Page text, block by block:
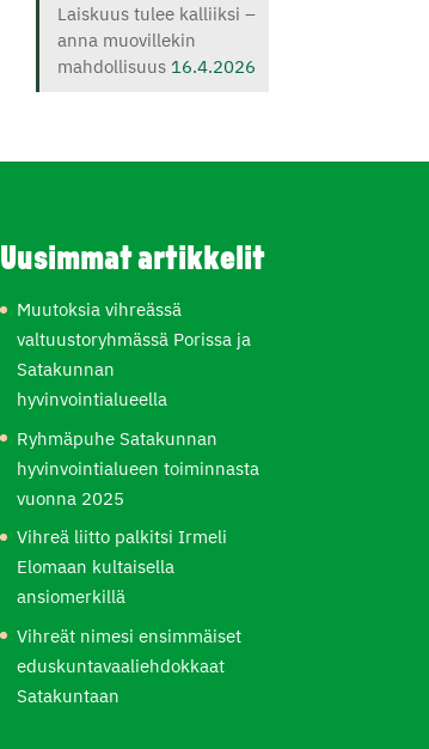
Laiskuus tulee kalliiksi –
anna muovillekin
mahdollisuus 16.4.2026
Uusimmat artikkelit
Muutoksia vihreässä
valtuustoryhmässä Porissa ja
Satakunnan
hyvinvointialueella
Ryhmäpuhe Satakunnan
hyvinvointialueen toiminnasta
vuonna 2025
Vihreä liitto palkitsi Irmeli
Elomaan kultaisella
ansiomerkillä
Vihreät nimesi ensimmäiset
eduskuntavaaliehdokkaat
Satakuntaan